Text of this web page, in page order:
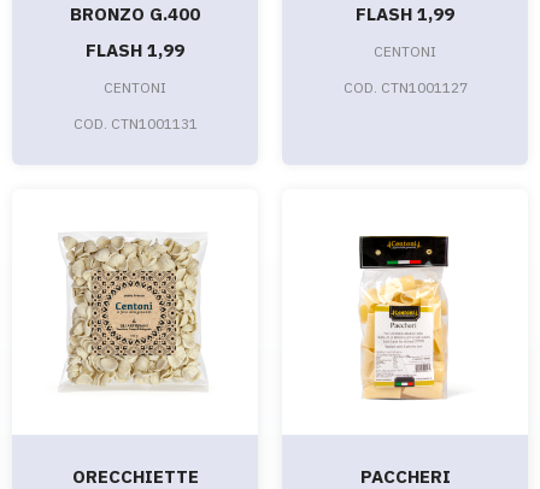
BRONZO G.400
FLASH 1,99
CENTONI
COD. CTN1001131
FLASH 1,99
CENTONI
COD. CTN1001127
ORECCHIETTE
PACCHERI